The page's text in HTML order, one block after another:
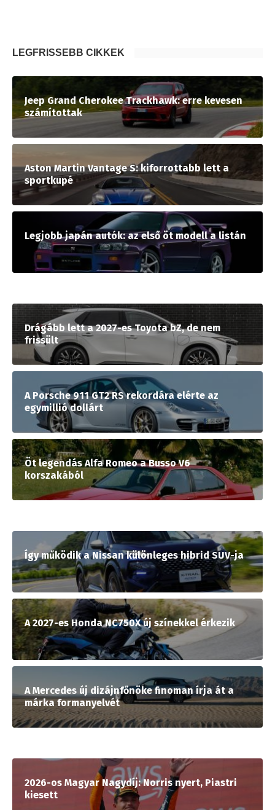
LEGFRISSEBB CIKKEK
Jeep Grand Cherokee Trackhawk: erre kevesen
számítottak
Aston Martin Vantage S: kiforrottabb lett a
sportkupé
Legjobb japán autók: az első öt modell a listán
Drágább lett a 2027-es Toyota bZ, de nem
frissült
A Porsche 911 GT2 RS rekordára elérte az
egymillió dollárt
Öt legendás Alfa Romeo a Busso V6
korszakából
Így működik a Nissan különleges hibrid SUV-ja
A 2027-es Honda NC750X új színekkel érkezik
A Mercedes új dizájnfőnöke finoman írja át a
márka formanyelvét
2026-os Magyar Nagydíj: Norris nyert, Piastri
kiesett